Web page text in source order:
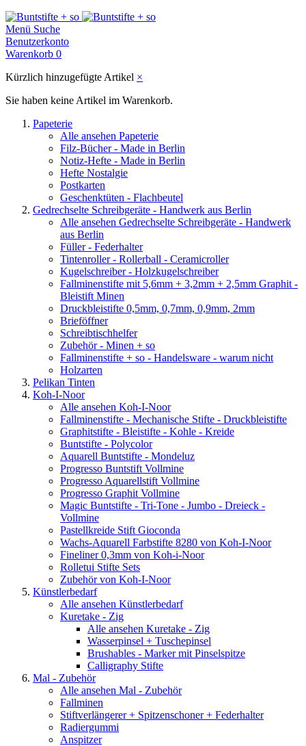
Menü Suche
Benutzerkonto
Warenkorb 0
Kürzlich hinzugefügte Artikel ×
Sie haben keine Artikel im Warenkorb.
Papeterie
Alle ansehen Papeterie
Filz-Bücher - Made in Berlin
Notiz-Hefte - Made in Berlin
Hefte Nostalgie
Postkarten
Geschenktüten - Flachbeutel
Gedrechselte Schreibgeräte - Handwerk aus Berlin
Alle ansehen Gedrechselte Schreibgeräte - Handwerk
aus Berlin
Füller - Federhalter
Tintenroller - Rollerball - Ceramicroller
Kugelschreiber - Holzkugelschreiber
Fallminenstifte mit 5,6mm + 3,2mm + 2,5mm Graphit -
Bleistift Minen
Druckbleistifte 0,5mm, 0,7mm, 0,9mm, 2mm
Brieföffner
Schreibtischhelfer
Zubehör - Minen + so
Fallminenstifte + so - Handelsware - warum nicht
Holzarten
Pelikan Tinten
Koh-I-Noor
Alle ansehen Koh-I-Noor
Fallminenstifte - Mechanische Stifte - Druckbleistifte
Graphitstifte - Bleistifte - Kohle - Kreide
Buntstifte - Polycolor
Aquarell Buntstifte - Mondeluz
Progresso Buntstift Vollmine
Progresso Aquarellstift Vollmine
Progresso Graphit Vollmine
Magic Buntstifte - Tri-Tone - Jumbo - Dreieck -
Vollmine
Pastellkreide Stift Gioconda
Wachs-Aquarell Farbstifte 8280 von Koh-I-Noor
Fineliner 0,3mm von Koh-i-Noor
Rolletui Stifte Sets
Zubehör von Koh-I-Noor
Künstlerbedarf
Alle ansehen Künstlerbedarf
Kuretake - Zig
Alle ansehen Kuretake - Zig
Wasserpinsel + Tuschepinsel
Brushables - Marker mit Pinselspitze
Calligraphy Stifte
Mal - Zubehör
Alle ansehen Mal - Zubehör
Fallminen
Stiftverlängerer + Spitzenschoner + Federhalter
Radiergummi
Anspitzer